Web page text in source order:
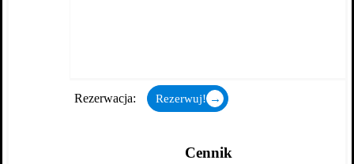
Rezerwacja: Rezerwuj! →
Cennik